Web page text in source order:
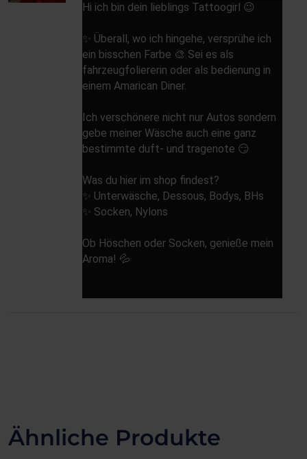
Hi ich bin dein lieblings Tattoogirl 😉
✨️ Überall, wo ich hingehe, versprühe ich
ein bisschen Farbe 🎨 Sei es als
fahrzeugfoliererin oder als bedienung in
einem Amarican Diner.
Ich verschönere nicht nur Autos sondern
gebe meiner Wäsche auch eine ganz
bestimmte duft- und tragenote 😏
Was du hier im shop findest?
✨️ Unterwäsche, Dessous, Bodys, BHs
✨️ Socken, Nylons
Ob Höschen oder Socken, genieße mein
Aroma! 💦
Ähnliche Produkte